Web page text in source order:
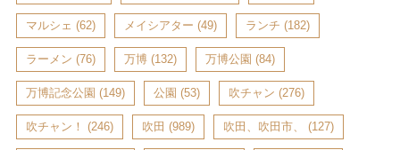
マルシェ (62) メイシアター (49) ランチ (182)
ラーメン (76) 万博 (132) 万博公園 (84)
万博記念公園 (149) 公園 (53) 吹チャン (276)
吹チャン！ (246) 吹田 (989) 吹田、吹田市、 (127)